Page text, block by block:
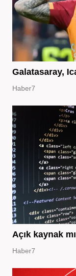
Galatasaray,
Haber7
Açık kaynak
Haber7